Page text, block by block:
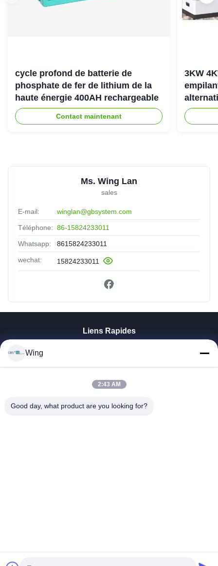
cycle profond de batterie de
phosphate de fer de lithium de la
haute énergie 400AH rechargeable
Contact maintenant
3KW
Ms. Wing Lan
sales
E-mail: winglan@gbsystem.com
Téléphone: 86-15824233011
Whatsapp: 8615824233011
wechat: 15824233011
Liens Rapides
Le Spectacle VR
Visite De L'usine
Wing
2:43 AM
Good day, what product are you looking for?